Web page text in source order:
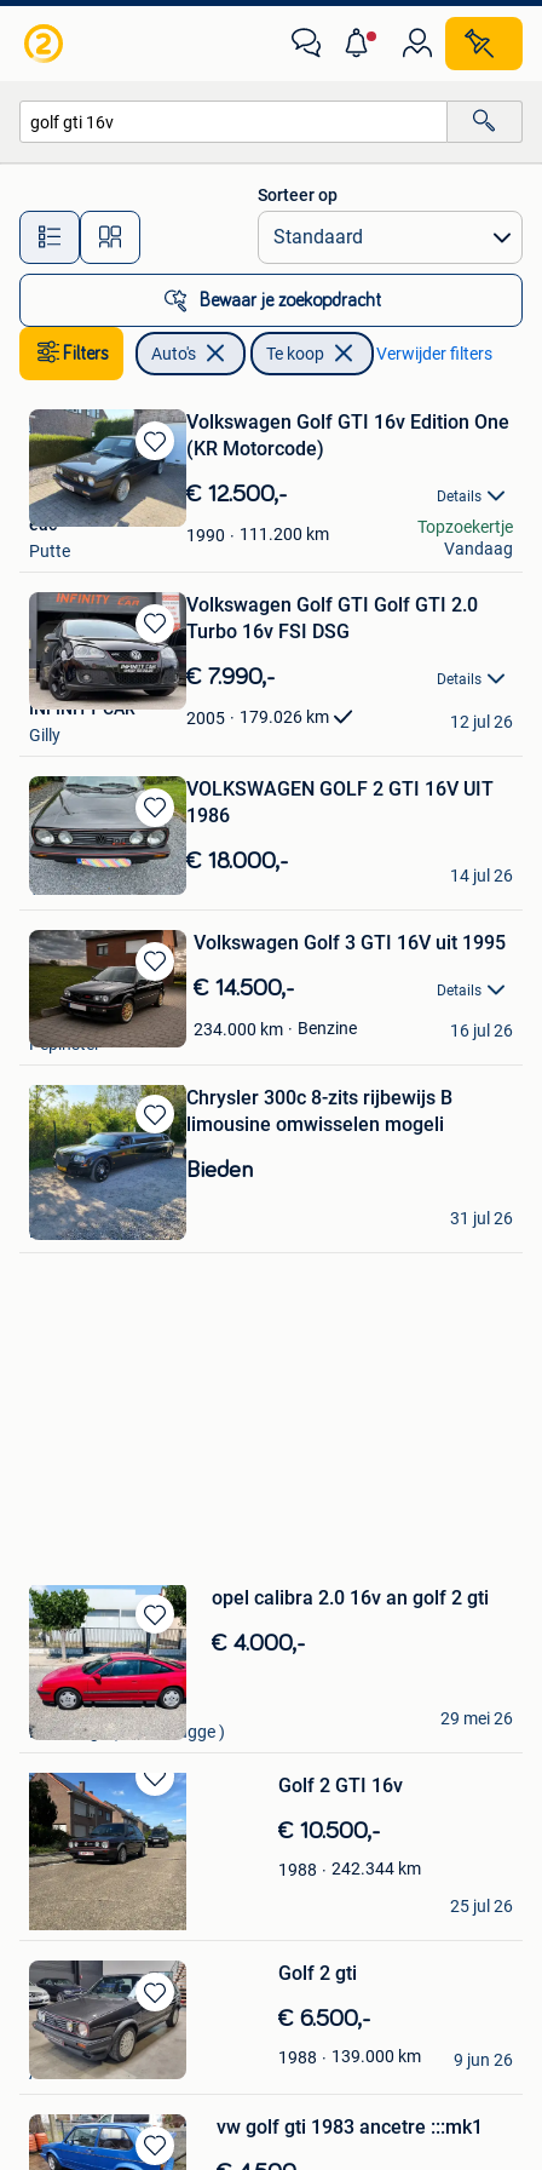
Alle afstanden…
Sorteer op
Bewaar je zoekopdracht
Filters Auto's Te koop Verwijder filters
Bewaren
in
Mijn
Favorieten
Volkswagen Golf GTI 16v Edition One
(KR Motorcode)
€ 12.500,- Details
1990 111.200 km
eac
Putte
Topzoekertje
Vandaag
Bewaren
in
Mijn
Favorieten
Volkswagen Golf GTI Golf GTI 2.0
Turbo 16v FSI DSG
€ 7.990,- Details
2005 179.026 km
INFINITY CAR
Gilly
12 jul 26
Bewaren
in
Mijn
Favorieten
VOLKSWAGEN GOLF 2 GTI 16V UIT
1986
€ 18.000,-
JPV
Verviers
14 jul 26
Bewaren
in
Mijn
Favorieten
Volkswagen Golf 3 GTI 16V uit 1995
€ 14.500,- Details
234.000 km Benzine
alcapone
Pepinster
16 jul 26
Bewaren
in
Mijn
Favorieten
Chrysler 300c 8-zits rijbewijs B
limousine omwisselen mogeli
Bieden
Bmw
La Louviere
31 jul 26
Bewaren
in
Mijn
Favorieten
opel calibra 2.0 16v an golf 2 gti
€ 4.000,-
Alf
Lissewege ( & Zeebrugge )
29 mei 26
Bewaren
in
Mijn
Favorieten
Golf 2 GTI 16v
€ 10.500,-
1988 242.344 km
Jonas Lauwers
Turnhout
25 jul 26
Bewaren
in
Mijn
Favorieten
Golf 2 gti
€ 6.500,-
1988 139.000 km
Jeffrey
Alken
9 jun 26
vw golf gti 1983 ancetre :::mk1